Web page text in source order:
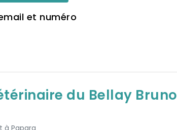
et numéro
du Bellay Bruno
à Papara